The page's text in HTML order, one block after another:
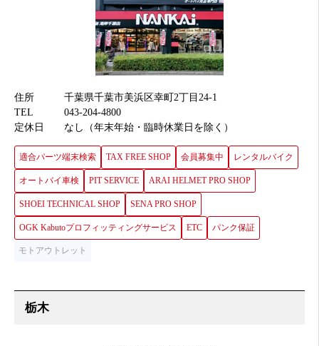
住所
千葉県千葉市美浜区幸町2丁目24-1
TEL
043-204-4800
定休日
なし（年末年始・臨時休業日を除く）
適合パーツ端末検索 TAX FREE SHOP 会員募集中 レンタルバイク
オートバイ車検 PIT SERVICE ARAI HELMET PRO SHOP
SHOEI TECHNICAL SHOP SENA PRO SHOP
OGK Kabutoプロフィッティングサービス ETC パンク保証
モトアウトレット